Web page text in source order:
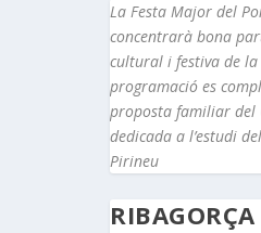
La Festa Major del
concentrarà bona
cultural i festiva de
programació es
proposta familiar del
dedicada a l’estudi
Pirineu
RIBAGORÇA